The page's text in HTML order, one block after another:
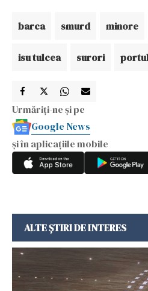
barca smurd minore
isu tulcea surori
Urmăriți-ne și pe
Google News
și în aplicațiile mobile
ALTE ȘTIRI DE INTERES